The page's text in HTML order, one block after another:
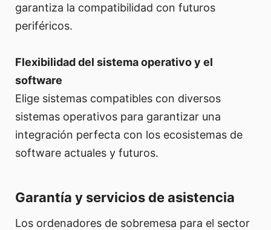
garantiza la compatibilidad con futuros
periféricos.
Flexibilidad del sistema operativo y el
software
Elige sistemas compatibles con diversos
sistemas operativos para garantizar una
integración perfecta con los ecosistemas de
software actuales y futuros.
Garantía y servicios de asistencia
Los ordenadores de sobremesa para el sector